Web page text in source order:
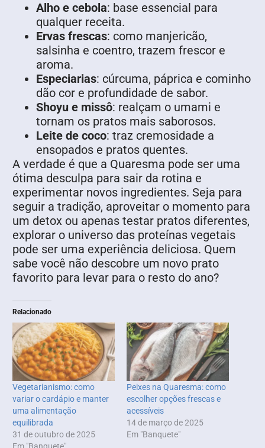
Alho e cebola: base essencial para
qualquer receita.
Ervas frescas: como manjericão,
salsinha e coentro, trazem frescor e
aroma.
Especiarias: cúrcuma, páprica e cominho
dão cor e profundidade de sabor.
Shoyu e missô: realçam o umami e
tornam os pratos mais saborosos.
Leite de coco: traz cremosidade a
ensopados e pratos quentes.
A verdade é que a Quaresma pode ser uma
ótima desculpa para sair da rotina e
experimentar novos ingredientes. Seja para
seguir a tradição, aproveitar o momento para
um detox ou apenas testar pratos diferentes,
explorar o universo das proteínas vegetais
pode ser uma experiência deliciosa. Quem
sabe você não descobre um novo prato
favorito para levar para o resto do ano?
Relacionado
Vegetarianismo: como
variar o cardápio e manter
uma alimentação
equilibrada
31 de outubro de 2025
Peixes na Quaresma: como
escolher opções frescas e
acessíveis
14 de março de 2025
Em "Banquete"